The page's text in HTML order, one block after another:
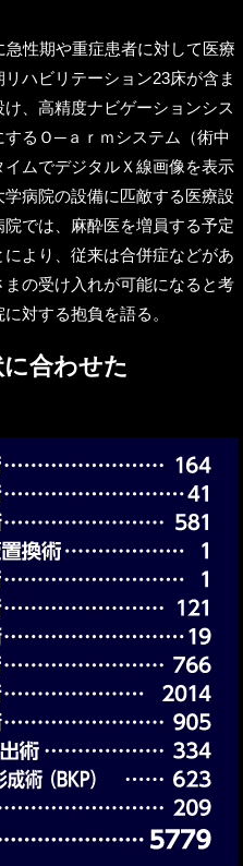
性期や重症患者に対して医療
ハビリテーション23床が含ま
、高精度ナビゲーションシス
るＯ─ａｒｍシステム（術中
ムでデジタルＸ線画像を表示
病院の設備に匹敵する医療設
では、麻酔医を増員する予定
より、従来は合併症などがあ
の受け入れが可能になると考
対する抱負を語る。
合わせた